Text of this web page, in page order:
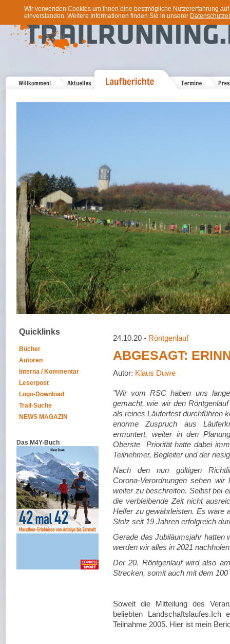
Wir verwenden Cookies um Ihnen eine bestmögliche Nutzererfahrung
einverstanden. Weitere Informationen finden Sie in unserer
Quicklinks
Bücher
Autoren
Interna / Kommentar
Leserpost
Logo-Download
Trail-Suche
NEWS MAGAZIN
Das M4Y-Buch
24.10.20 - Röntgenlauf
ABGESAGT:
Autor: Klaus Duwe
"Wir vom RSC haben uns
gemacht, wie wir den
als reines Läuferfest durchführen
enorme Zuspruch aus
ermuntert, weiter in den
Oberste Priorität hatte dabei
Teilnehmer, Begleiter und der
Nach den nun gültigen
Corona-Verordnungen sehen
weiter zu beschreiten. Selbst bei
die verbleibende Zeit nicht
Helfer zu gewährleisten. Es wäre
Stolz seit 19 Jahren erfolgreich
Gerade das Jubiläumsjahr hatten
werden wir alles in 2021
Der 20. Röntgenlauf wird also
Strecken, somit auch mit dem 100
Soweit die Mitteilung des
beliebten
Teilnahme 2005. Hier ist mein